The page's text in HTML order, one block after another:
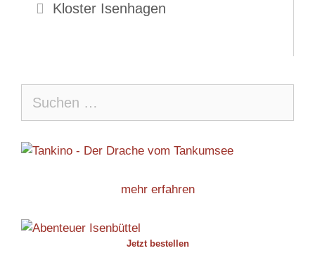
Kloster Isenhagen
nach:
mehr erfahren
Jetzt bestellen